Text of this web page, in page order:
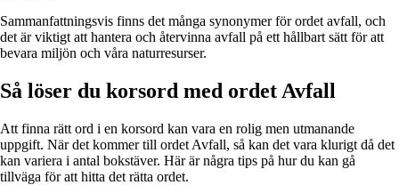
Sammanfattningsvis finns det många synonymer för ordet avfall, och
det är viktigt att hantera och återvinna avfall på ett hållbart sätt för att
bevara miljön och våra naturresurser.
Så löser du korsord med ordet Avfall
Att finna rätt ord i en korsord kan vara en rolig men utmanande
uppgift. När det kommer till ordet Avfall, så kan det vara klurigt då det
kan variera i antal bokstäver. Här är några tips på hur du kan gå
tillväga för att hitta det rätta ordet.